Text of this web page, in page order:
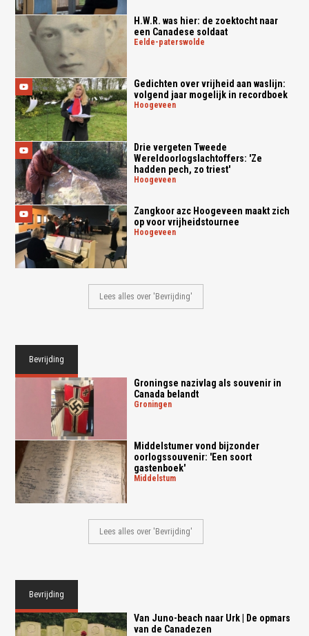
H.W.R. was hier: de zoektocht naar
een Canadese soldaat
eelde-paterswolde
Gedichten over vrijheid aan waslijn:
volgend jaar mogelijk in recordboek
hoogeveen
Drie vergeten Tweede
Wereldoorlogslachtoffers: 'Ze
hadden pech, zo triest'
hoogeveen
Zangkoor azc Hoogeveen maakt zich
op voor vrijheidstournee
hoogeveen
Lees alles over 'Bevrijding'
Bevrijding
Groningse nazivlag als souvenir in
Canada belandt
groningen
Middelstumer vond bijzonder
oorlogssouvenir: 'Een soort
gastenboek'
middelstum
Lees alles over 'Bevrijding'
Bevrijding
Van Juno-beach naar Urk | De opmars
van de Canadezen